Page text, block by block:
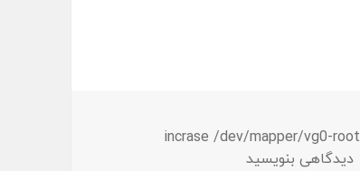
برچسب‌ها
incrase /dev/mapper/vg0-root
برای افزایش فضای پارتیشن روت در پروکس‌موکس
دیدگاهی بنویسید